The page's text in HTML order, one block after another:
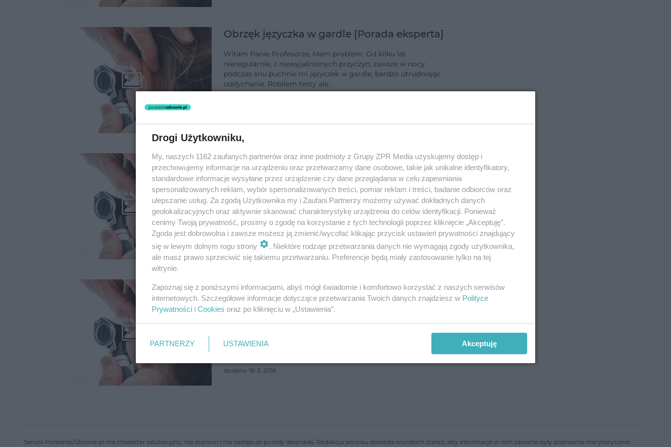
Obrzęk języczka w gardle [Porada eksperta]
Witam Panie Profesorze, Mam problem. Od kilku lat
nieregularnie, z niewyjaśnionych przyczyn, zawsze w nocy
podczas snu puchnie mi języczek w gardle, bardzo utrudniając
oddychanie. Robiłem testy ale…
Uszkodzenie zatoki szczękowej przy leczeniu
kanałowym [Porada eksperta]
Mam leczoną kanałowo górną szóstkę. Po wizycie na drugi dzień
zaczęła mi wyciekać woda z nosa. Dowiedziałam się, że ten ząb
połączony jest z zatoką szczękową i prawdopodobnie stomatolog
przebił się z…
dodano 22-3-2016
Czy możliwe jest chrapanie z zamkniętymi
ustami? [Porada eksperta]
chrapie z zamkniętą buzią. Słyszę, że męczy się teraz jeszcze
dodano 18-3-2016
Serwis PoradnikZdrowie.pl ma charakter edukacyjny, nie stanowi i nie zastępuje porady lekarskiej. Redakcja serwisu dokłada wszelkich starań, aby informacje w nim zawarte były poprawne merytorycznie,
Drogi Użytkowniku,
My, naszych 1162 zaufanych partnerów oraz inne podmioty z Grupy ZPR Media uzyskujemy dostęp i
przechowujemy informacje na urządzeniu oraz przetwarzamy dane osobowe, takie jak unikalne identyfikatory,
standardowe informacje wysyłane przez urządzenie czy dane przeglądania w celu zapewniania
spersonalizowanych reklam, wybór spersonalizowanych treści, pomiar reklam i treści, badanie odbiorców oraz
ulepszanie usług. Za zgodą Użytkownika my i Zaufani Partnerzy możemy używać dokładnych danych
geolokalizacyjnych oraz aktywnie skanować charakterystykę urządzenia do celów identyfikacji. Ponieważ
cenimy Twoją prywatność, prosimy o zgodę na korzystanie z tych technologii poprzez kliknięcie „Akceptuję”.
Zgoda jest dobrowolna i zawsze możesz ją zmienić/wycofać klikając przycisk ustawień prywatności znajdujący
się w lewym dolnym rogu strony
. Niektóre rodzaje przetwarzania danych nie wymagają zgody użytkownika,
ale masz prawo sprzeciwić się takiemu przetwarzaniu. Preferencje będą miały zastosowanie tylko na tej
witrynie.
Zapoznaj się z poniższymi informacjami, abyś mógł świadomie i komfortowo korzystać z naszych serwisów
internetowych. Szczegółowe informacje dotyczące przetwarzania Twoich danych znajdziesz w Polityce
Prywatności i Cookies oraz po kliknięciu w „Ustawienia”.
PARTNERZY USTAWIENIA Akceptuję